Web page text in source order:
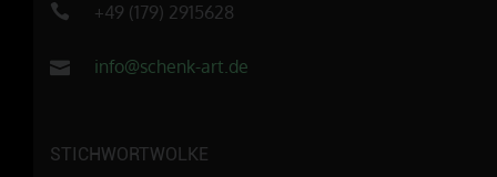
+49 (179) 2915628
info@schenk-art.de
STICHWORTWOLKE